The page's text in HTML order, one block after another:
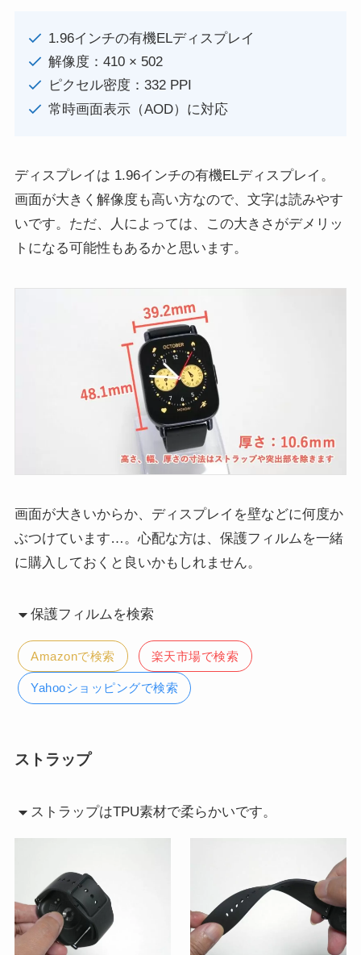
1.96インチの有機ELディスプレイ
解像度：410 × 502
ピクセル密度：332 PPI
常時画面表示（AOD）に対応
ディスプレイは 1.96インチの有機ELディスプレイ。
画面が大きく解像度も高い方なので、文字は読みやす
いです。ただ、人によっては、この大きさがデメリッ
トになる可能性もあるかと思います。
画面が大きいからか、ディスプレイを壁などに何度か
ぶつけています…。心配な方は、保護フィルムを一緒
に購入しておくと良いかもしれません。
保護フィルムを検索
Amazonで検索 楽天市場で検索
Yahooショッピングで検索
ストラップ
ストラップはTPU素材で柔らかいです。